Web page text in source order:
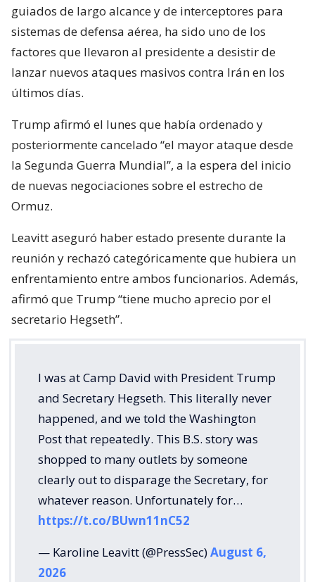
guiados de largo alcance y de interceptores para
sistemas de defensa aérea, ha sido uno de los
factores que llevaron al presidente a desistir de
lanzar nuevos ataques masivos contra Irán en los
últimos días.
Trump afirmó el lunes que había ordenado y
posteriormente cancelado “el mayor ataque desde
la Segunda Guerra Mundial”, a la espera del inicio
de nuevas negociaciones sobre el estrecho de
Ormuz.
Leavitt aseguró haber estado presente durante la
reunión y rechazó categóricamente que hubiera un
enfrentamiento entre ambos funcionarios. Además,
afirmó que Trump “tiene mucho aprecio por el
secretario Hegseth”.
I was at Camp David with President Trump
and Secretary Hegseth. This literally never
happened, and we told the Washington
Post that repeatedly. This B.S. story was
shopped to many outlets by someone
clearly out to disparage the Secretary, for
whatever reason. Unfortunately for…
https://t.co/BUwn11nC52
— Karoline Leavitt (@PressSec)August 6,
2026